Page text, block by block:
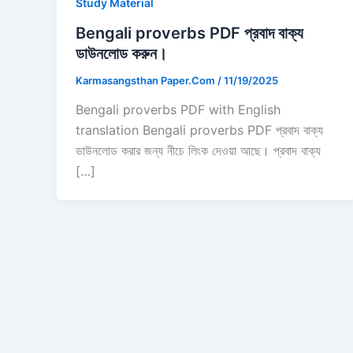
Study Material
Bengali proverbs PDF প্রবাদ বাক্য
ডাউনলোড করুন।
Karmasangsthan Paper.Com /11/19/2025
Bengali proverbs PDF with English
translation Bengali proverbs PDF প্রবাদ বাক্য
ডাউনলোড করার জন্য নীচে লিংক দেওয়া আছে। প্রবাদ বাক্য
[…]